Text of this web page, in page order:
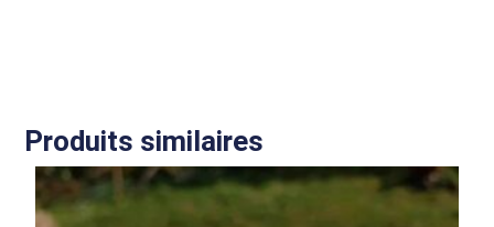
Produits similaires